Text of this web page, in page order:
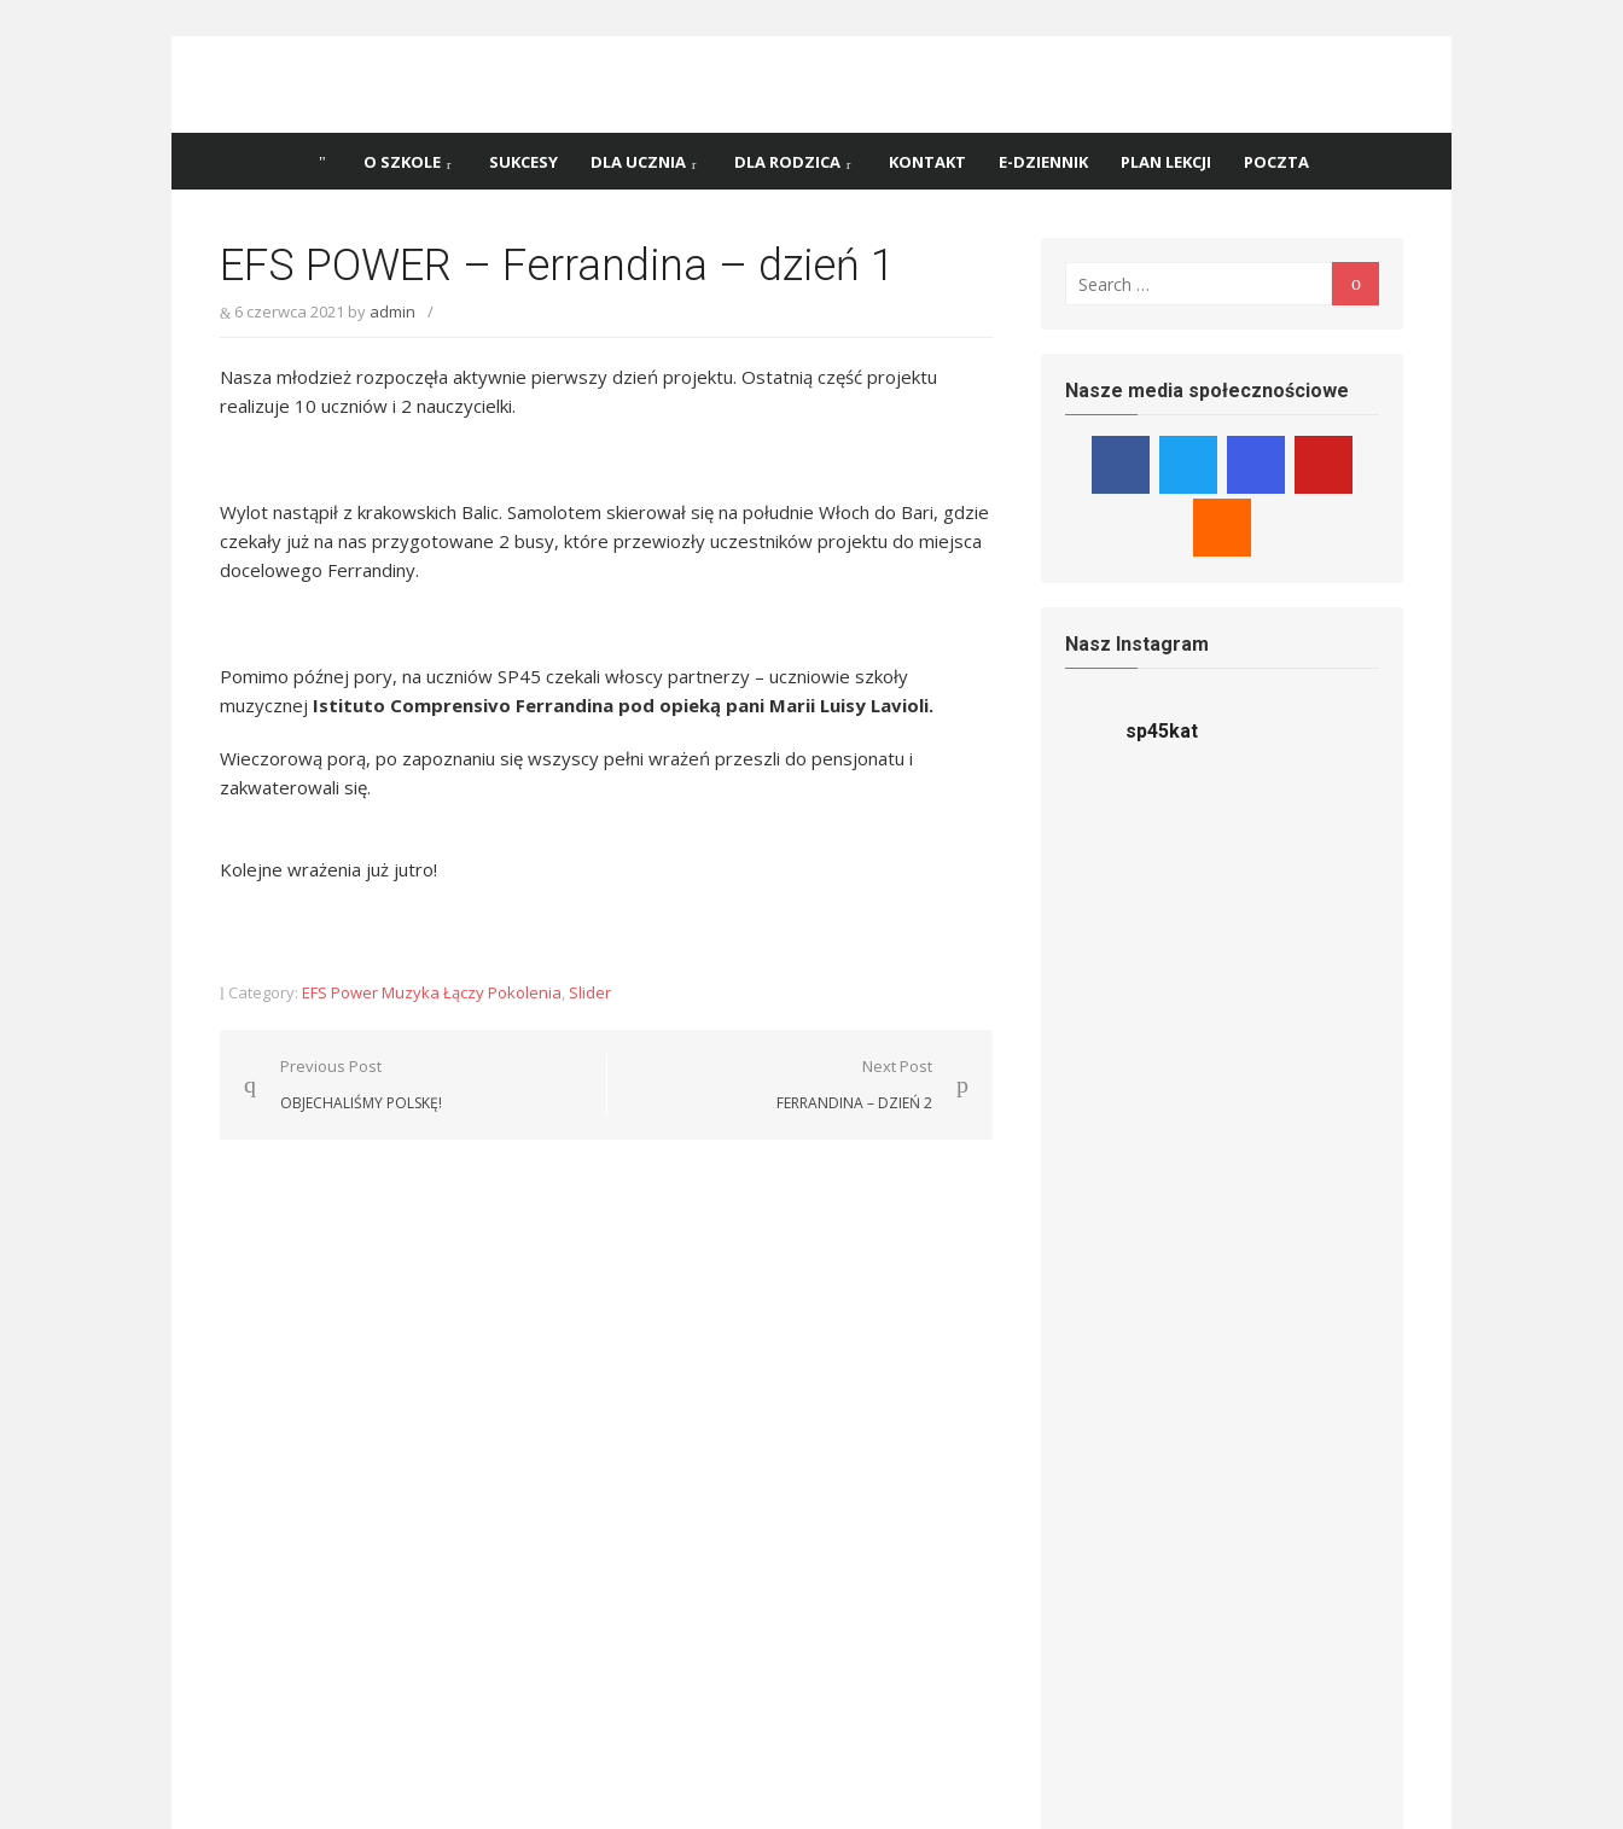
45 w Katowicach!
Katowicach
O SZKOLE SUKCESY DLA UCZNIA DLA RODZICA KONTAKT E-DZIENNIK PLAN LEKCJI POCZTA
EFS POWER – Ferrandina – dzień 1
6 czerwca 2021 by admin /
Nasza młodzież rozpoczęła aktywnie pierwszy dzień projektu. Ostatnią część projektu
realizuje 10 uczniów i 2 nauczycielki.
Wylot nastąpił z krakowskich Balic. Samolotem skierował się na południe Włoch do Bari, gdzie
czekały już na nas przygotowane 2 busy, które przewiozły uczestników projektu do miejsca
docelowego Ferrandiny.
Pomimo późnej pory, na uczniów SP45 czekali włoscy partnerzy – uczniowie szkoły
muzycznej Istituto Comprensivo Ferrandina pod opieką pani Marii Luisy Lavioli.
Wieczorową porą, po zapoznaniu się wszyscy pełni wrażeń przeszli do pensjonatu i
zakwaterowali się.
Kolejne wrażenia już jutro!
Category: EFS Power Muzyka Łączy Pokolenia, Slider
Nawigacja
wpisu
Previous Post
OBJECHALIŚMY POLSKĘ!
Next Post
FERRANDINA – DZIEŃ 2
for: Search
Nasze media społecznościowe
Nasz Instagram
sp45kat